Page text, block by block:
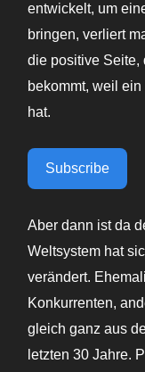
entwickelt, um
bringen, verliert
die positive Seite,
bekommt, weil
hat.
Subscribe
Aber dann ist da
Weltsystem hat
verändert.
Konkurrenten,
gleich ganz aus
letzten 30 Jahre.